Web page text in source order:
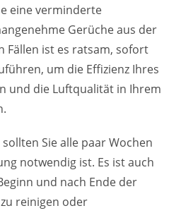
eine verminderte
Gerüche aus der
Fällen ist es ratsam, sofort
um die Effizienz Ihres
und die Luftqualität in Ihrem
Sie alle paar Wochen
notwendig ist. Es ist auch
und nach Ende der
reinigen oder